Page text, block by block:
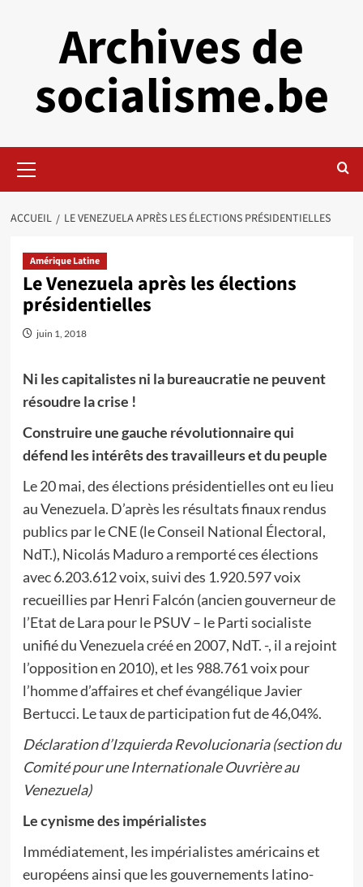
Archives de
socialisme.be
principal
ACCUEIL LE VENEZUELA APRÈS LES ÉLECTIONS PRÉSIDENTIELLES
Amérique Latine
Le Venezuela après les élections
présidentielles
juin 1, 2018
Ni les capitalistes ni la bureaucratie ne peuvent
résoudre la crise !
Construire une gauche révolutionnaire qui
défend les intérêts des travailleurs et du peuple
Le 20 mai, des élections présidentielles ont eu lieu
au Venezuela. D’après les résultats finaux rendus
publics par le CNE (le Conseil National Électoral,
NdT.), Nicolás Maduro a remporté ces élections
avec 6.203.612 voix, suivi des 1.920.597 voix
recueillies par Henri Falcón (ancien gouverneur de
l’Etat de Lara pour le PSUV – le Parti socialiste
unifié du Venezuela créé en 2007, NdT. -, il a rejoint
l’opposition en 2010), et les 988.761 voix pour
l’homme d’affaires et chef évangélique Javier
Bertucci. Le taux de participation fut de 46,04%.
Déclaration d’Izquierda Revolucionaria (section du
Comité pour une Internationale Ouvrière au
Venezuela)
Le cynisme des impérialistes
Immédiatement, les impérialistes américains et
européens ainsi que les gouvernements latino-